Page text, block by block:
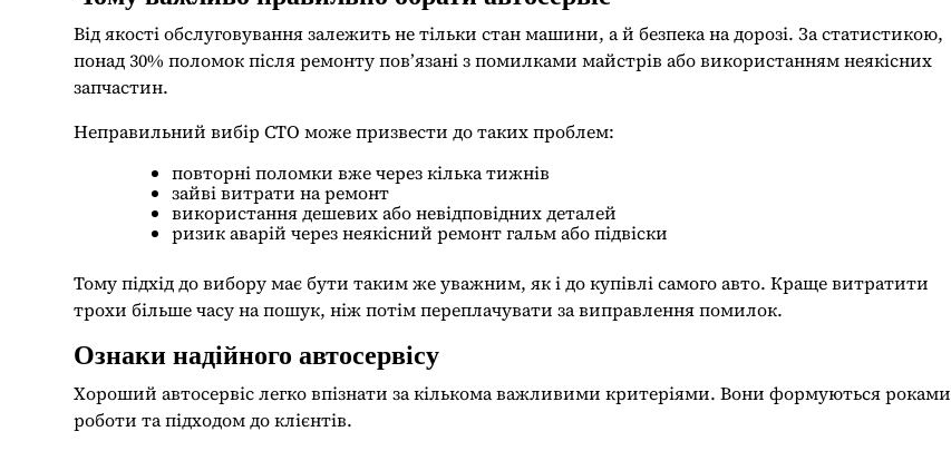
Від якості обслуговування залежить не тільки стан машини, а й безпека на дорозі. За статистикою,
понад 30% поломок після ремонту пов’язані з помилками майстрів або використанням неякісних
запчастин.
Неправильний вибір СТО може призвести до таких проблем:
повторні поломки вже через кілька тижнів
зайві витрати на ремонт
використання дешевих або невідповідних деталей
ризик аварій через неякісний ремонт гальм або підвіски
Тому підхід до вибору має бути таким же уважним, як і до купівлі самого авто. Краще витратити
трохи більше часу на пошук, ніж потім переплачувати за виправлення помилок.
Ознаки надійного автосервісу
Хороший автосервіс легко впізнати за кількома важливими критеріями. Вони формуються роками
роботи та підходом до клієнтів.